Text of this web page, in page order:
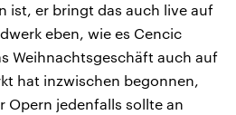
ist, er bringt das auch live auf
eben, wie es Cencic
Weihnachtsgeschäft auch auf
hat inzwischen begonnen,
Opern jedenfalls sollte an